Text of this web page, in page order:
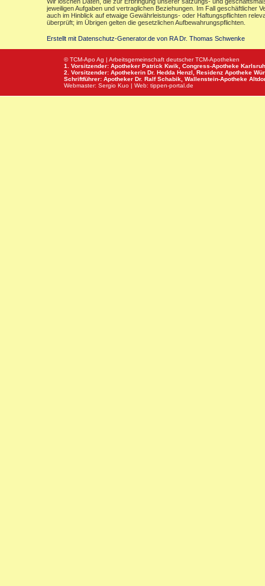
jeweiligen Aufgaben und vertraglichen Beziehungen. Im Fall geschäftlicher
auch im Hinblick auf etwaige Gewährleistungs- oder Haftungspflichten
überprüft; im Übrigen gelten die gesetzlichen Aufbewahrungspflichten.
Erstellt mit Datenschutz-Generator.de von RA Dr. Thomas Schwenke
© TCM-Apo Ag | Arbeitsgemeinschaft deutscher TCM-Apotheken
1. Vorsitzender: Apotheker Patrick Kwik, Congress-Apotheke
2. Vorsitzender: Apothekerin Dr. Hedda Henzl, Residenz Apotheke
Schriftführer: Apotheker Dr. Ralf Schabik, Wallenstein-Apotheke
Webmaster: Sergio Kuo | Web: tippen-portal.de